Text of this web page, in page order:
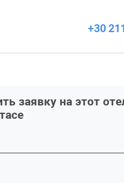
+30
заявку на этот